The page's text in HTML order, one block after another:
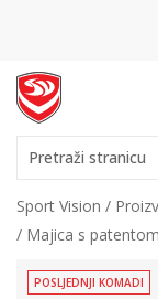
Pretraži stranicu
Sport Vision
Majica s patentom
POSLJEDNJI KOMADI